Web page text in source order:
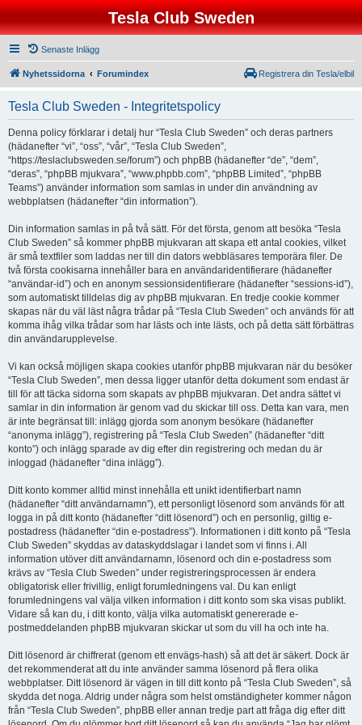
Tesla Club Sweden
Senaste Inlägg
Nyhetssidorna Forumindex Registrera din Tesla/elbil
Tesla Club Sweden - Integritetspolicy
Denna policy förklarar i detalj hur “Tesla Club Sweden” och deras partners
(hädanefter “vi”, “oss”, “vår”, “Tesla Club Sweden”,
“https://teslaclubsweden.se/forum”) och phpBB (hädanefter “de”, “dem”,
“deras”, “phpBB mjukvara”, “www.phpbb.com”, “phpBB Limited”, “phpBB
Teams”) använder information som samlas in under din användning av
webbplatsen (hädanefter “din information”).
Din information samlas in på två sätt. För det första, genom att besöka “Tesla
Club Sweden” så kommer phpBB mjukvaran att skapa ett antal cookies, vilket
är små textfiler som laddas ner till din dators webbläsares temporära filer. De
två första cookisarna innehåller bara en användaridentifierare (hädanefter
“användar-id”) och en anonym sessionsidentifierare (hädanefter “sessions-id”),
som automatiskt tilldelas dig av phpBB mjukvaran. En tredje cookie kommer
skapas när du väl läst några trådar på “Tesla Club Sweden” och används för att
komma ihåg vilka trådar som har lästs och inte lästs, och på detta sätt förbättras
din användarupplevelse.
Vi kan också möjligen skapa cookies utanför phpBB mjukvaran när du besöker
“Tesla Club Sweden”, men dessa ligger utanför detta dokument som endast är
till för att täcka sidorna som skapats av phpBB mjukvaran. Det andra sättet vi
samlar in din information är genom vad du skickar till oss. Detta kan vara, men
är inte begränsat till: inlägg gjorda som anonym besökare (hädanefter
“anonyma inlägg”), registrering på “Tesla Club Sweden” (hädanefter “ditt
konto”) och inlägg sparade av dig efter din registrering och medan du är
inloggad (hädanefter “dina inlägg”).
Ditt konto kommer alltid minst innehålla ett unikt identifierbart namn
(hädanefter “ditt användarnamn”), ett personligt lösenord som används för att
logga in på ditt konto (hädanefter “ditt lösenord”) och en personlig, giltig e-
postadress (hädanefter “din e-postadress”). Informationen i ditt konto på “Tesla
Club Sweden” skyddas av dataskyddslagar i landet som vi finns i. All
information utöver ditt användarnamn, lösenord och din e-postadress som
krävs av “Tesla Club Sweden” under registreringsprocessen är endera
obligatorisk eller frivillig, enligt forumledningens val. Du kan enligt
forumledningens val välja vilken information i ditt konto som ska visas publikt.
Vidare så kan du, i ditt konto, välja vilka automatiskt genererade e-
postmeddelanden phpBB mjukvaran skickar ut som du vill ha och inte ha.
Ditt lösenord är chiffrerat (genom ett envägs-hash) så att det är säkert. Dock är
det rekommenderat att du inte använder samma lösenord på flera olika
webbplatser. Ditt lösenord är vägen in till ditt konto på “Tesla Club Sweden”, så
skydda det noga. Aldrig under några som helst omständigheter kommer någon
från “Tesla Club Sweden”, phpBB eller annan tredje part att fråga dig efter ditt